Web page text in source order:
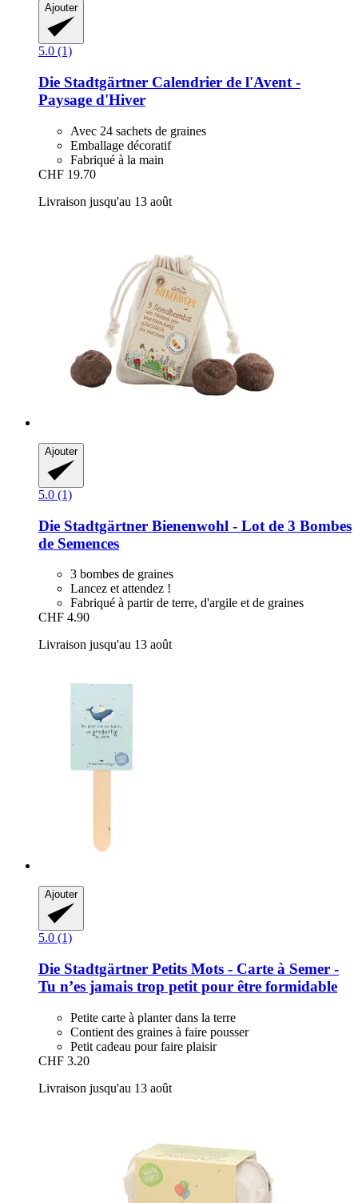
Ajouter
5.0 (1)
Die Stadtgärtner Calendrier de l'Avent -​
Paysage d'Hiver
Avec 24 sachets de graines
Emballage décoratif
Fabriqué à la main
CHF 19.70
Livraison jusqu'au 13 août
Ajouter
5.0 (1)
Die Stadtgärtner Bienenwohl -​ Lot de 3 Bombes
de Semences
3 bombes de graines
Lancez et attendez !
Fabriqué à partir de terre, d'argile et de graines
CHF 4.90
Livraison jusqu'au 13 août
Ajouter
5.0 (1)
Die Stadtgärtner Petits Mots -​ Carte à Semer -​
Tu n’es jamais trop petit pour être formidable
Petite carte à planter dans la terre
Contient des graines à faire pousser
Petit cadeau pour faire plaisir
CHF 3.20
Livraison jusqu'au 13 août